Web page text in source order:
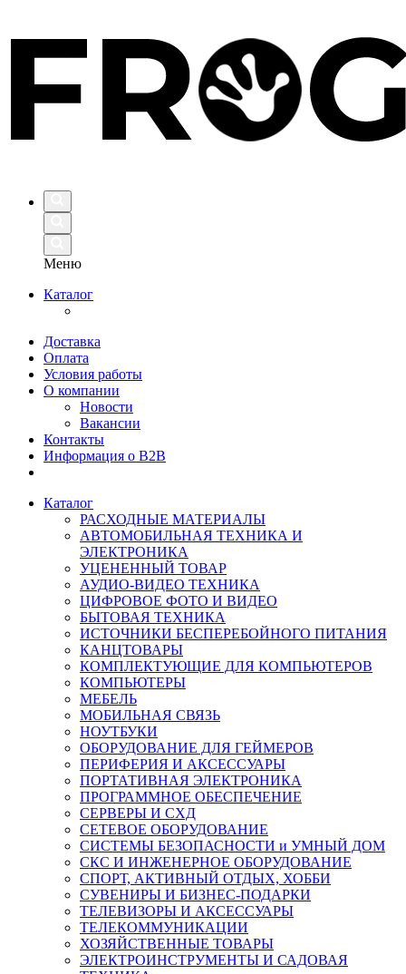
Меню
Каталог
Доставка
Оплата
Условия работы
О компании
Новости
Вакансии
Контакты
Информация о B2B
Каталог
РАСХОДНЫЕ МАТЕРИАЛЫ
АВТОМОБИЛЬНАЯ ТЕХНИКА И
ЭЛЕКТРОНИКА
УЦЕНЕННЫЙ ТОВАР
АУДИО-ВИДЕО ТЕХНИКА
ЦИФРОВОЕ ФОТО И ВИДЕО
БЫТОВАЯ ТЕХНИКА
ИСТОЧНИКИ БЕСПЕРЕБОЙНОГО ПИТАНИЯ
КАНЦТОВАРЫ
КОМПЛЕКТУЮЩИЕ ДЛЯ КОМПЬЮТЕРОВ
КОМПЬЮТЕРЫ
МЕБЕЛЬ
МОБИЛЬНАЯ СВЯЗЬ
НОУТБУКИ
ОБОРУДОВАНИЕ ДЛЯ ГЕЙМЕРОВ
ПЕРИФЕРИЯ И АКСЕССУАРЫ
ПОРТАТИВНАЯ ЭЛЕКТРОНИКА
ПРОГРАММНОЕ ОБЕСПЕЧЕНИЕ
СЕРВЕРЫ И СХД
СЕТЕВОЕ ОБОРУДОВАНИЕ
СИСТЕМЫ БЕЗОПАСНОСТИ и УМНЫЙ ДОМ
СКС И ИНЖЕНЕРНОЕ ОБОРУДОВАНИЕ
СПОРТ, АКТИВНЫЙ ОТДЫХ, ХОББИ
СУВЕНИРЫ И БИЗНЕС-ПОДАРКИ
ТЕЛЕВИЗОРЫ И АКСЕССУАРЫ
ТЕЛЕКОММУНИКАЦИИ
ХОЗЯЙСТВЕННЫЕ ТОВАРЫ
ЭЛЕКТРОИНСТРУМЕНТЫ И САДОВАЯ